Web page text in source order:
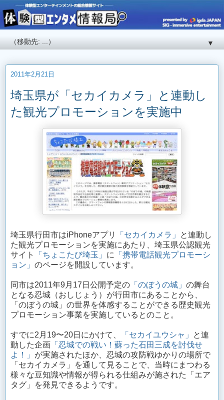
▼
2011年2月21日
埼玉県が「セカイカメラ」と連動し
た観光プロモーションを実施中
埼玉県行田市はiPhoneアプリ 「セカイカメラ」
と連動し
た観光プロモーションを実施にあたり、埼玉県公認観光
サイト
「ちょこたび埼玉」 に
「携帯電話観光プロモーシ
ョン」 のページを開設しています。
同市は2011年9月17日公開予定の 「のぼうの城」 の舞台
となる忍城（おしじょう）が行田市にあることから、
「のぼうの城」の世界を体感することができる歴史観光
プロモーション事業を実施しているとのこと。
すでに2月19〜20日にかけて、 「セカイユウシャ」
と連
動した企画 「忍城での戦い！蘇った石田三成を討伐せ
よ！」 が実施されたほか、忍城の攻防戦ゆかりの場所で
「セカイカメラ」を通して見ることで、当時にまつわる
様々な豆知識や情報が得られる仕組みが施された「エア
タグ」を発見できるようです。